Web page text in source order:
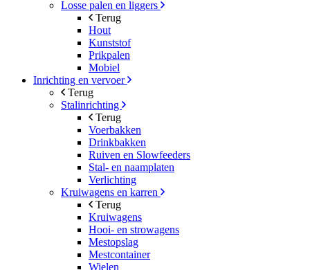
Losse palen en liggers
Terug
Hout
Kunststof
Prikpalen
Mobiel
Inrichting en vervoer
Terug
Stalinrichting
Terug
Voerbakken
Drinkbakken
Ruiven en Slowfeeders
Stal- en naamplaten
Verlichting
Kruiwagens en karren
Terug
Kruiwagens
Hooi- en strowagens
Mestopslag
Mestcontainer
Wielen